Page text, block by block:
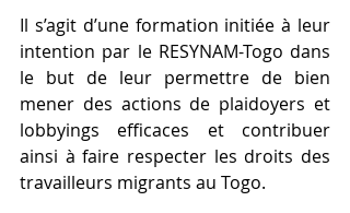
Il s’agit d’une formation initiée à leur
intention par le RESYNAM-Togo dans
le but de leur permettre de bien
mener des actions de plaidoyers et
lobbyings efficaces et contribuer
ainsi à faire respecter les droits des
travailleurs migrants au Togo.